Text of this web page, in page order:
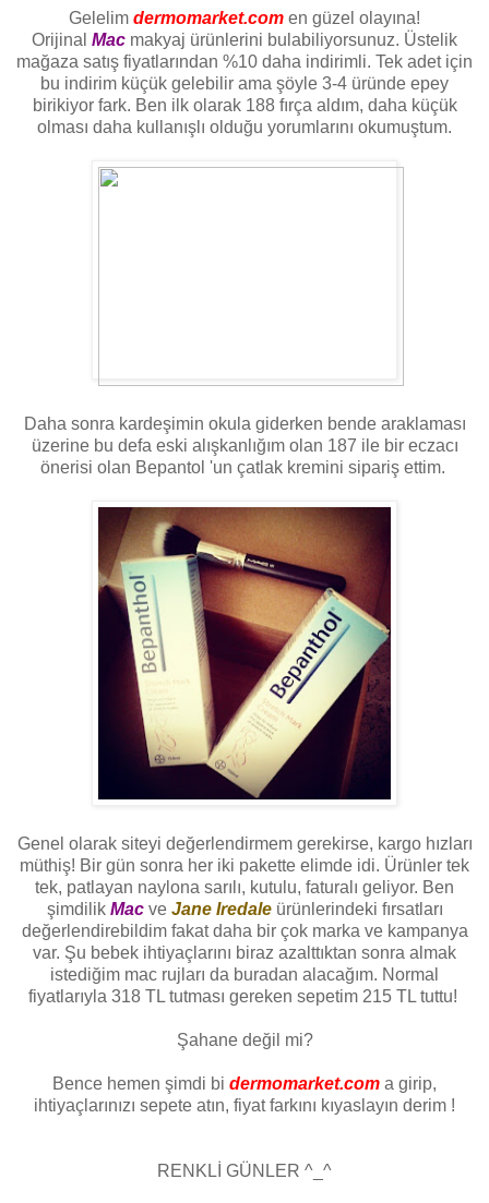
Gelelim dermomarket.com en güzel olayına!
Orijinal Mac makyaj ürünlerini bulabiliyorsunuz. Üstelik
mağaza satış fiyatlarından %10 daha indirimli. Tek adet için
bu indirim küçük gelebilir ama şöyle 3-4 üründe epey
birikiyor fark. Ben ilk olarak 188 fırça aldım, daha küçük
olması daha kullanışlı olduğu yorumlarını okumuştum.
Daha sonra kardeşimin okula giderken bende araklaması
üzerine bu defa eski alışkanlığım olan 187 ile bir eczacı
önerisi olan Bepantol 'un çatlak kremini sipariş ettim.
Genel olarak siteyi değerlendirmem gerekirse, kargo hızları
müthiş! Bir gün sonra her iki pakette elimde idi. Ürünler tek
tek, patlayan naylona sarılı, kutulu, faturalı geliyor. Ben
şimdilik Macve Jane Iredaleürünlerindeki fırsatları
değerlendirebildim fakat daha bir çok marka ve kampanya
var. Şu bebek ihtiyaçlarını biraz azalttıktan sonra almak
istediğim mac rujları da buradan alacağım. Normal
fiyatlarıyla 318 TL tutması gereken sepetim 215 TL tuttu!
Şahane değil mi?
Bence hemen şimdi bi dermomarket.com a girip,
ihtiyaçlarınızı sepete atın, fiyat farkını kıyaslayın derim !
RENKLİ GÜNLER ^_^